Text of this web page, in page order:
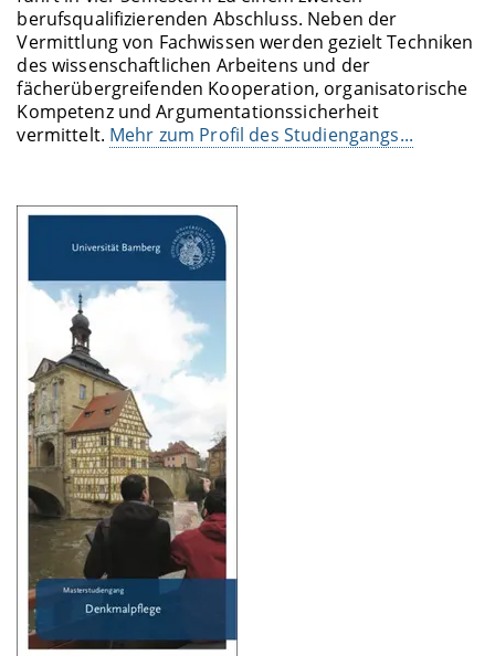
berufsqualifizierenden Abschluss. Neben der
Vermittlung von Fachwissen werden gezielt Techniken
des wissenschaftlichen Arbeitens und der
fächerübergreifenden Kooperation, organisatorische
Kompetenz und Argumentationssicherheit
vermittelt. Mehr zum Profil des Studiengangs...